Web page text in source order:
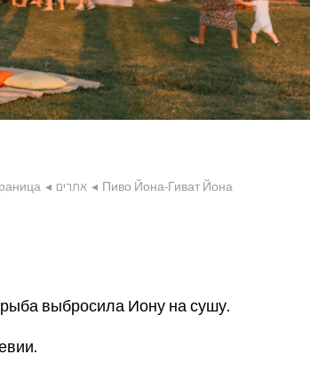
◂ אתרים ◂ Пиво Йона-Гиват Йона
выбросила Иону на сушу.